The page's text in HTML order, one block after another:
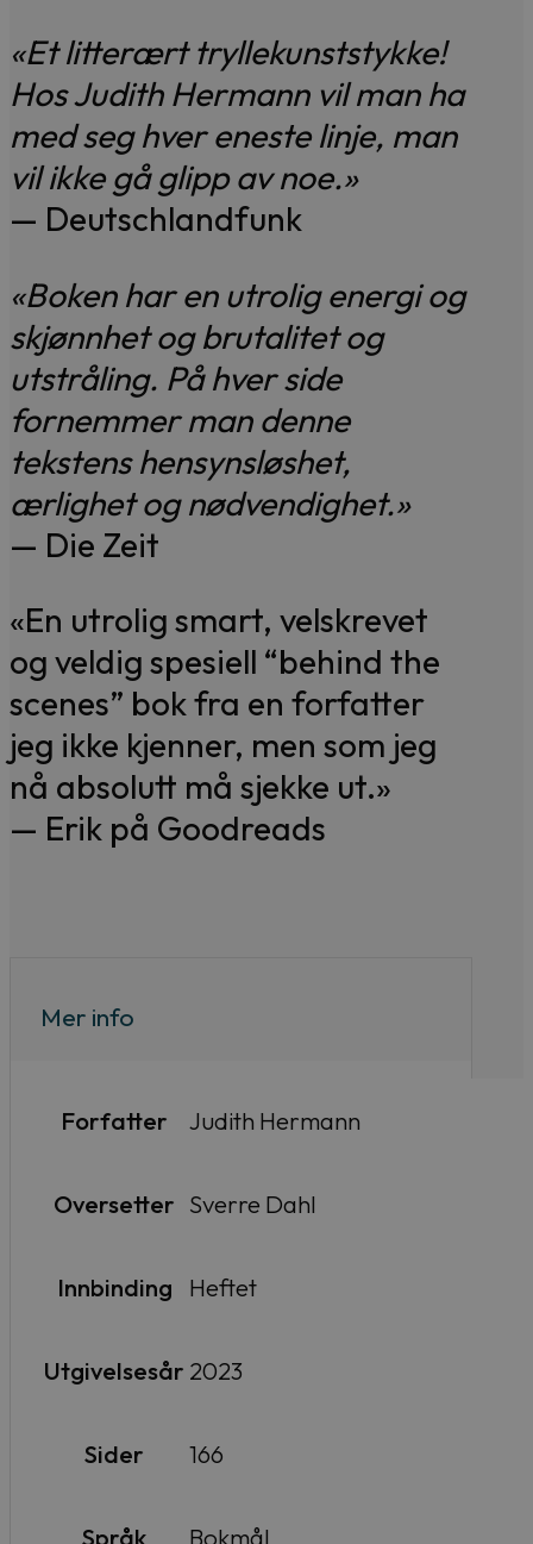
«Et litterært tryllekunststykke!
Hos Judith Hermann vil man ha
med seg hver eneste linje, man
vil ikke gå glipp av noe.»
— Deutschlandfunk
«Boken har en utrolig energi og
skjønnhet og brutalitet og
utstråling. På hver side
fornemmer man denne
tekstens hensynsløshet,
ærlighet og nødvendighet.»
— Die Zeit
«En utrolig smart, velskrevet
og veldig spesiell “behind the
scenes” bok fra en forfatter
jeg ikke kjenner, men som jeg
nå absolutt må sjekke ut.»
— Erik på Goodreads
Mer info
Forfatter Judith Hermann
Oversetter Sverre Dahl
Innbinding Heftet
Utgivelsesår 2023
Sider 166
Språk Bokmål